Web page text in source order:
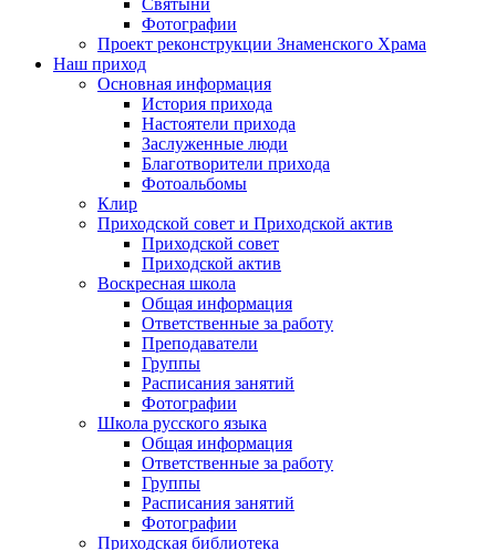
Святыни
Фотографии
Проект реконструкции Знаменского Храма
Наш приход
Основная информация
История прихода
Настоятели прихода
Заслуженные люди
Благотворители прихода
Фотоальбомы
Клир
Приходской совет и Приходской актив
Приходской совет
Приходской актив
Воскресная школа
Общая информация
Ответственные за работу
Преподаватели
Группы
Расписания занятий
Фотографии
Школа русского языка
Общая информация
Ответственные за работу
Группы
Расписания занятий
Фотографии
Приходская библиотека